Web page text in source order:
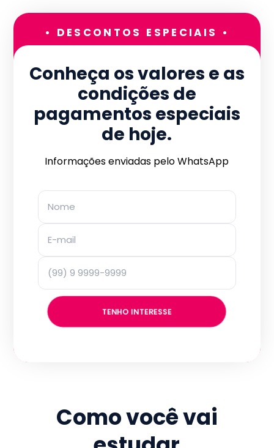
• DESCONTOS ESPECIAIS •
Conheça os valores e as
condições de
pagamentos especiais
de hoje.
Informações enviadas pelo WhatsApp
TENHO INTERESSE
Como você vai